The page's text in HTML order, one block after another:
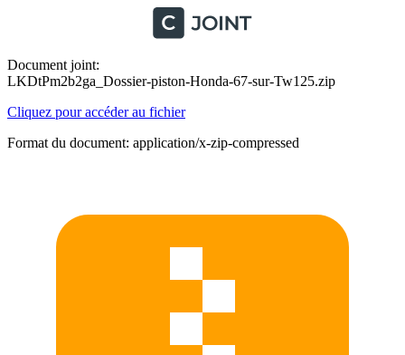
Document joint:
LKDtPm2b2ga_Dossier-piston-Honda-67-sur-Tw125.zip
Cliquez pour accéder au fichier
Format du document: application/x-zip-compressed